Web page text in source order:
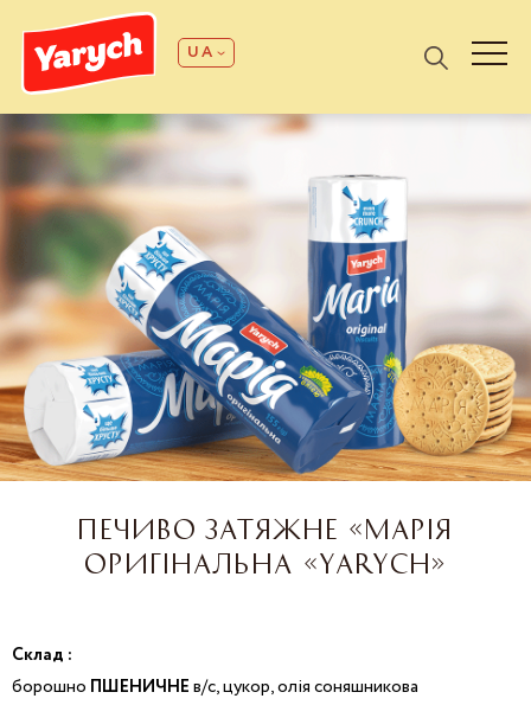
UA
ПЕЧИВО ЗАТЯЖНЕ «МАРІЯ
ОРИГІНАЛЬНА «YARYCH»
Склад :
борошно ПШЕНИЧНЕв/с, цукор, олія соняшникова